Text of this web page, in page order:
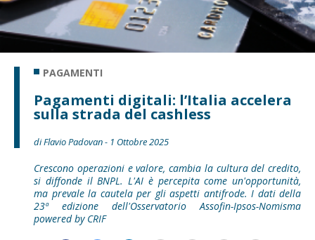
PAGAMENTI
Pagamenti digitali: l’Italia accelera
sulla strada del cashless
di Flavio Padovan - 1 Ottobre 2025
Crescono operazioni e valore, cambia la cultura del credito,
si diffonde il BNPL. L'AI è percepita come un'opportunità,
ma prevale la cautela per gli aspetti antifrode. I dati della
23ª edizione dell'Osservatorio Assofin-Ipsos-Nomisma
powered by CRIF